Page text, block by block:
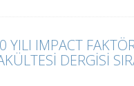
YILI IMPACT
DERGİSİ